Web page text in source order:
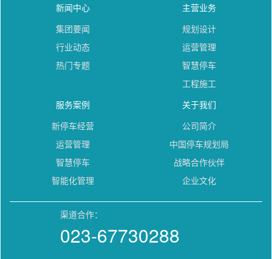
新闻中心
集团要闻
行业动态
热门专题
主营业务
规划设计
运营管理
智慧停车
工程施工
服务案例
新停车经营
运营管理
智慧停车
智能化管理
关于我们
公司简介
中国停车规划局
战略合作伙伴
企业文化
渠道合作：
023-67730288